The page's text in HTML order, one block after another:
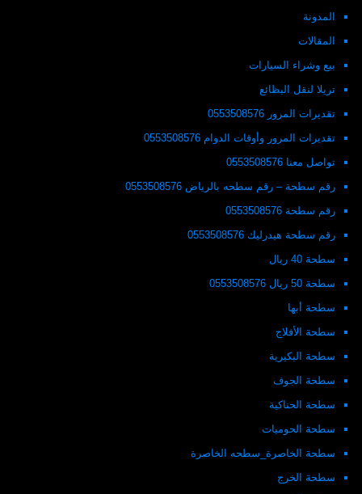
المدونة
المقالات
بيع وشراء السيارات
تريلا لنقل البظائع
تقديرات المرور 0553508576
تقديرات المرور وأوقات الدوام 0553508576
تواصل معنا 0553508576
رقم سطحة – رقم سطحه بالرياض 0553508576
رقم سطحة 0553508576
رقم سطحة هيدرليك 0553508576
سطحة 40 ريال
سطحة 50 ريال 0553508576
سطحة أبها
سطحة الأفلاج
سطحة البكيرية
سطحة الجوف
سطحة الحناكية
سطحة الحوميات
سطحة الخاصرة_سطحه الخاصرة
سطحة الخرج